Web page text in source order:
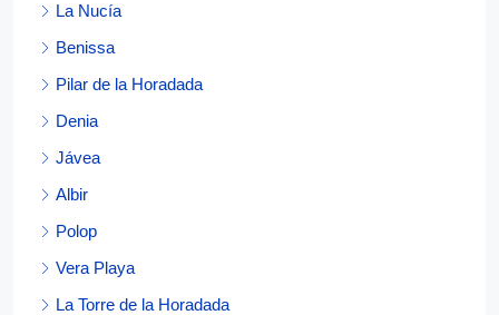
La Nucía
Benissa
Pilar de la Horadada
Denia
Jávea
Albir
Polop
Vera Playa
La Torre de la Horadada